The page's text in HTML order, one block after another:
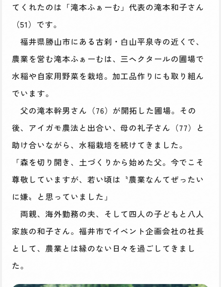
てくれたのは「滝本ふぁーむ」代表の滝本和子さん
（51）です。
福井県勝山市にある古刹・白山平泉寺の近くで、
農業を営む滝本ふぁーむは、三ヘクタールの圃場で
水稲や自家用野菜を栽培。加工品作りにも取り組ん
でいます。
父の滝本幹男さん（76）が開拓した圃場。その
後、アイガモ農法と出合い、母の礼子さん（77）と
助け合いながら、水稲栽培を続けてきました。
「森を切り開き、土づくりから始めた父。今でこそ
尊敬していますが、若い頃は〝農業なんてぜったい
に嫌〟と思っていました」
両親、海外勤務の夫、そして四人の子どもと八人
家族の和子さん。福井市でイベント企画会社の社長
として、農業とは縁のない日々を過ごしてきまし
た。